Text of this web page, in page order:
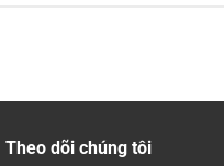
Theo dõi chúng tôi